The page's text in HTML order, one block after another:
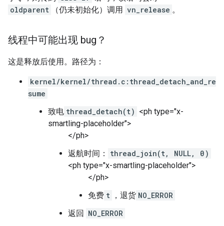
oldparent
（仍未初始化）调用 vn_release 。
线程中可能出现 bug？
这是释放后使用。路径为：
kernel/kernel/thread.c:thread_detach_and_re
sume
致电 thread_detach(t) <ph type="x-
smartling-placeholder">
</ph>
返航时间：
thread_join(t, NULL, 0)
<ph type="x-smartling-placeholder">
</ph>
免费 t ，退货 NO_ERROR
返回 NO_ERROR